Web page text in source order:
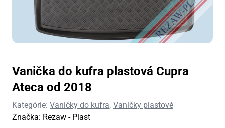
Vanička do kufra plastová Cupra
Ateca od 2018
Kategórie: Vaničky do kufra, Vaničky plastové
Značka: Rezaw - Plast